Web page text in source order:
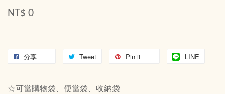
NT$ 0
分享 Tweet Pin it LINE
☆可當購物袋、便當袋、收納袋